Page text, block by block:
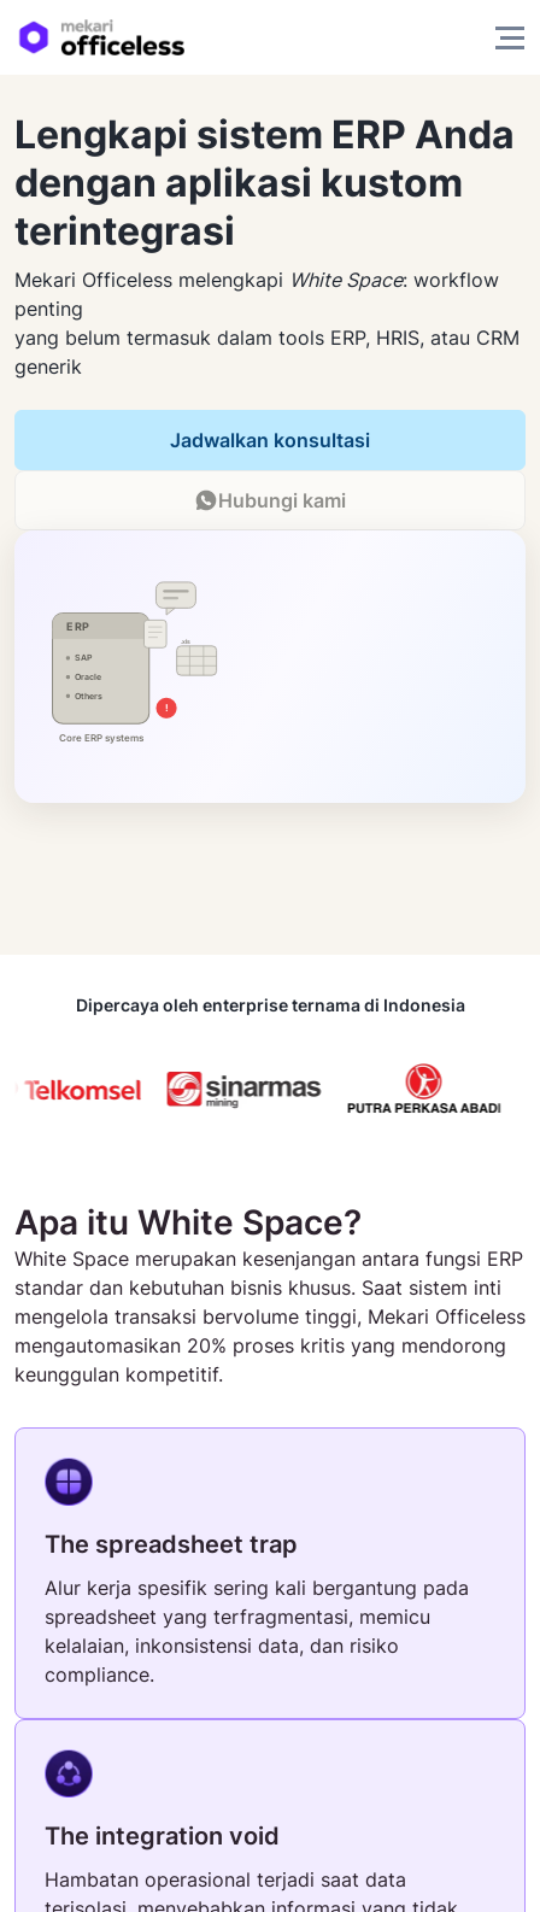
Lengkapi sistem ERP Anda
dengan aplikasi kustom
terintegrasi
Mekari Officeless melengkapi White Space: workflow
penting
yang belum termasuk dalam tools ERP, HRIS, atau CRM
generik
Jadwalkan konsultasi
Hubungi kami
ERP
SAP
Oracle
Others
Core ERP systems
.xls
!
Dipercaya oleh enterprise ternama di Indonesia
Apa itu White Space?
White Space merupakan kesenjangan antara fungsi ERP
standar dan kebutuhan bisnis khusus. Saat sistem inti
mengelola transaksi bervolume tinggi, Mekari Officeless
mengautomasikan 20% proses kritis yang mendorong
keunggulan kompetitif.
The spreadsheet trap
Alur kerja spesifik sering kali bergantung pada
spreadsheet yang terfragmentasi, memicu
kelalaian, inkonsistensi data, dan risiko
compliance.
The integration void
Hambatan operasional terjadi saat data